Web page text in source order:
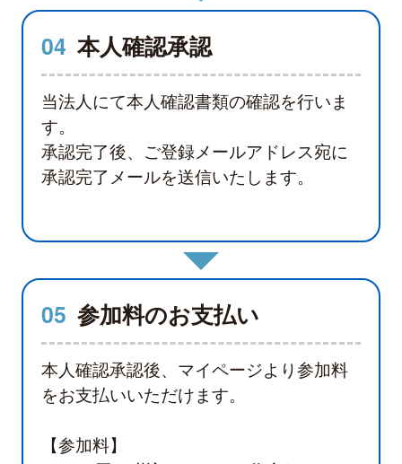
04 本人確認承認
当法人にて本人確認書類の確認を行いま
す。
承認完了後、ご登録メールアドレス宛に
承認完了メールを送信いたします。
05 参加料のお支払い
本人確認承認後、マイページより参加料
をお支払いいただけます。
【参加料】